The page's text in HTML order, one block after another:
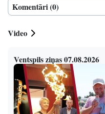
Komentāri (0)
Video
Ventspils ziņas 07.08.2026